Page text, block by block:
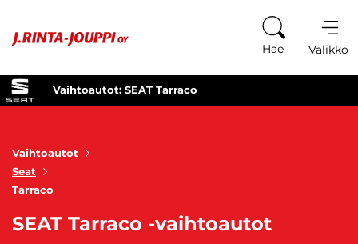
Hae Valikko
Vaihtoautot: SEAT Tarraco
Vaihtoautot
Seat
Tarraco
SEAT Tarraco -vaihtoautot